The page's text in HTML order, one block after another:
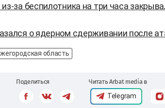
за беспилотника на три часа
о ядерном сдерживании после
область
Поделиться Читать Arbat media в
Telegram